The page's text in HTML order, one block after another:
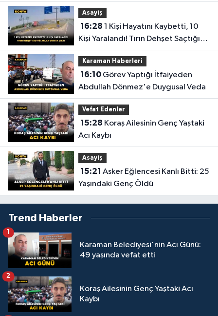
Asayiş
16:28
Kişi Yaralandı! Tırın Dehşet Saçtığı
Anlar Ortaya Çıktı
Karaman Haberleri
16:10Görev Yaptığı İtfaiyeden
Abdullah Dönmez'e Duygusal Veda
Vefat Edenler
15:28
Acı Kaybı
Asayiş
15:21
Yaşındaki Genç Öldü
Trend Haberler
Karaman Belediyesi'nin Acı Günü:
49 yaşında vefat etti
1
Koraş Ailesinin Genç Yaştaki Acı
Kaybı
2